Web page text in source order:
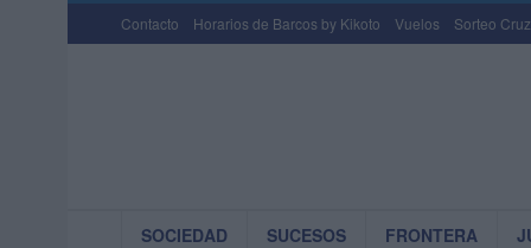
Contacto Horarios de Barcos by Kikoto Vuelos Sorteo
SOCIEDAD SUCESOS FRONTERA